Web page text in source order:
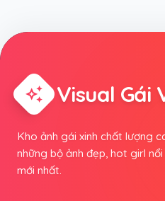
auto_awesome Visual Gái
Kho ảnh gái xinh chất lượng
những bộ ảnh đẹp, hot girl
mới nhất.